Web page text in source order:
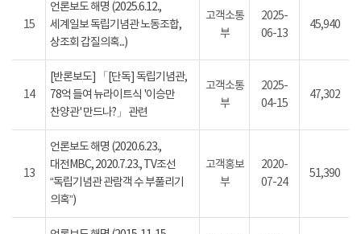
15
언론보도 해명 (2025.6.12.,
세계일보 독립기념관 노동조합,
상조회 갑질의혹...)
고객소통
부
2025-
06-13
45,940
14
[반론보도] 「[단독] 독립기념관,
78억 들여 뉴라이트식 '이승만
찬양관' 만드나?」 관련
고객소통
부
2025-
04-15
47,302
13
언론보도 해명 (2020.6.23.,
대전MBC, 2020.7.23., TV조선
“독립기념관 관람객 수 부풀리기
의혹”)
고객홍보
부
2020-
07-24
51,390